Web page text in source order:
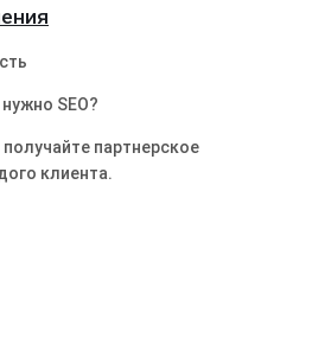
SEO?
партнерское
клиента.